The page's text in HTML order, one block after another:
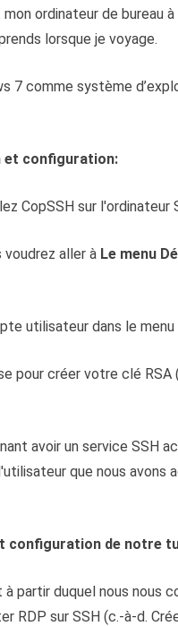
mon ordinateur de
lorsque je voyage.
7 comme système
et configuration:
CopSSH sur l'ordinateur
voudrez aller à Le menu
utilisateur dans le
pour créer votre clé
avoir un service SSH
que nous
configuration de notre
à partir duquel nous nous
RDP sur SSH (c.-à-d.